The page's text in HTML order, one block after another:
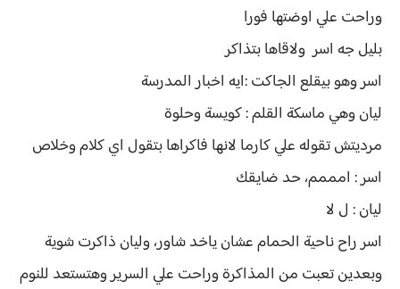
وراحت علي اوضتها فورا
بليل جه اسر ولاقاها بتذاكر
اسر وهو بيقلع الجاكت :ايه اخبار المدرسة
ليان وهي ماسكة القلم : كويسة وحلوة
مرديتش تقوله علي كارما لانها فاكراها بتقول اي كلام وخلاص
اسر : امممم، حد ضايقك
ليان : ل لا
اسر راح ناحية الحمام عشان ياخد شاور، وليان ذاكرت شوية
وبعدين تعبت من المذاكرة وراحت علي السرير وهتستعد للنوم